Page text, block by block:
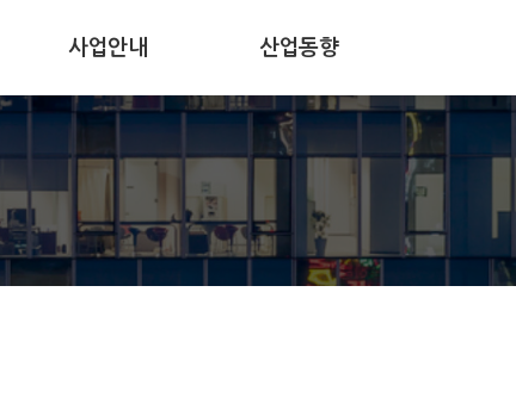
사업안내
사업공고
산업동향
보도자료